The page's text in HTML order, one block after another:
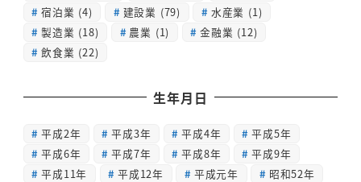
宿泊業 (4) 建設業 (79) 水産業 (1)
製造業 (18) 農業 (1) 金融業 (12)
飲食業 (22)
生年月日
平成2年 平成3年 平成4年
平成5年
平成6年
平成7年 平成8年
平成9年
平成11年
平成12年 平成元年
昭和52年